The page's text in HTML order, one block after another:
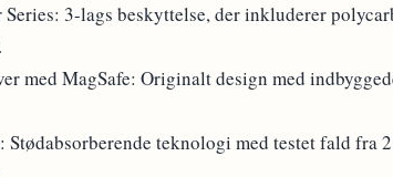
Series: 3-lags beskyttelse, der inkluderer
med MagSafe: Originalt design med
Stødabsorberende teknologi med testet fald fra